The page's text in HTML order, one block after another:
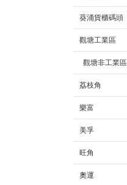
葵涌貨櫃碼頭
觀塘工業區
觀塘非工業區
荔枝角
樂富
美孚
旺角
奧運